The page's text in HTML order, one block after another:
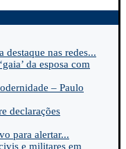
nas redes...
da esposa com
– Paulo
declarações
para alertar...
e militares em